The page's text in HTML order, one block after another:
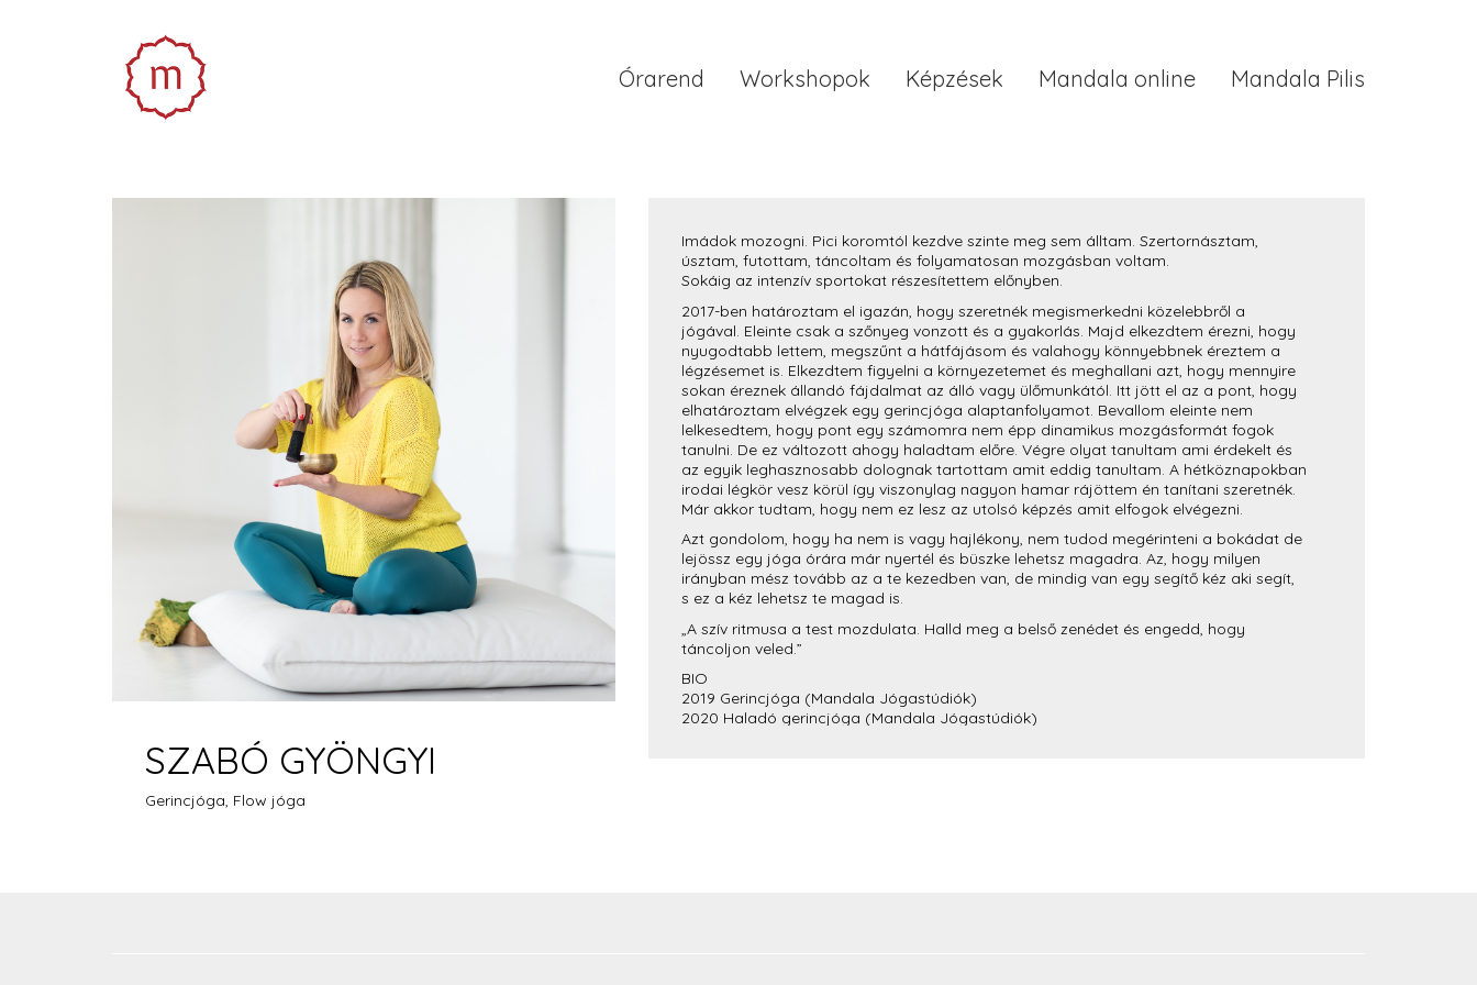
Órarend Workshopok Képzések Mandala online Mandala Pilis
SZABÓ GYÖNGYI
Gerincjóga, Flow jóga
Imádok mozogni. Pici koromtól kezdve szinte meg sem álltam. Szertornásztam,
úsztam, futottam, táncoltam és folyamatosan mozgásban voltam.
Sokáig az intenzív sportokat részesítettem előnyben.
2017-ben határoztam el igazán, hogy szeretnék megismerkedni közelebbről a
jógával. Eleinte csak a szőnyeg vonzott és a gyakorlás. Majd elkezdtem érezni, hogy
nyugodtabb lettem, megszűnt a hátfájásom és valahogy könnyebbnek éreztem a
légzésemet is. Elkezdtem figyelni a környezetemet és meghallani azt, hogy mennyire
sokan éreznek állandó fájdalmat az álló vagy ülőmunkától. Itt jött el az a pont, hogy
elhatároztam elvégzek egy gerincjóga alaptanfolyamot. Bevallom eleinte nem
lelkesedtem, hogy pont egy számomra nem épp dinamikus mozgásformát fogok
tanulni. De ez változott ahogy haladtam előre. Végre olyat tanultam ami érdekelt és
az egyik leghasznosabb dolognak tartottam amit eddig tanultam. A hétköznapokban
irodai légkör vesz körül így viszonylag nagyon hamar rájöttem én tanítani szeretnék.
Már akkor tudtam, hogy nem ez lesz az utolsó képzés amit elfogok elvégezni.
Azt gondolom, hogy ha nem is vagy hajlékony, nem tudod megérinteni a bokádat de
lejössz egy jóga órára már nyertél és büszke lehetsz magadra. Az, hogy milyen
irányban mész tovább az a te kezedben van, de mindig van egy segítő kéz aki segít,
s ez a kéz lehetsz te magad is.
„A szív ritmusa a test mozdulata. Halld meg a belső zenédet és engedd, hogy
táncoljon veled.”
BIO
2019 Gerincjóga (Mandala Jógastúdiók)
2020 Haladó gerincjóga (Mandala Jógastúdiók)